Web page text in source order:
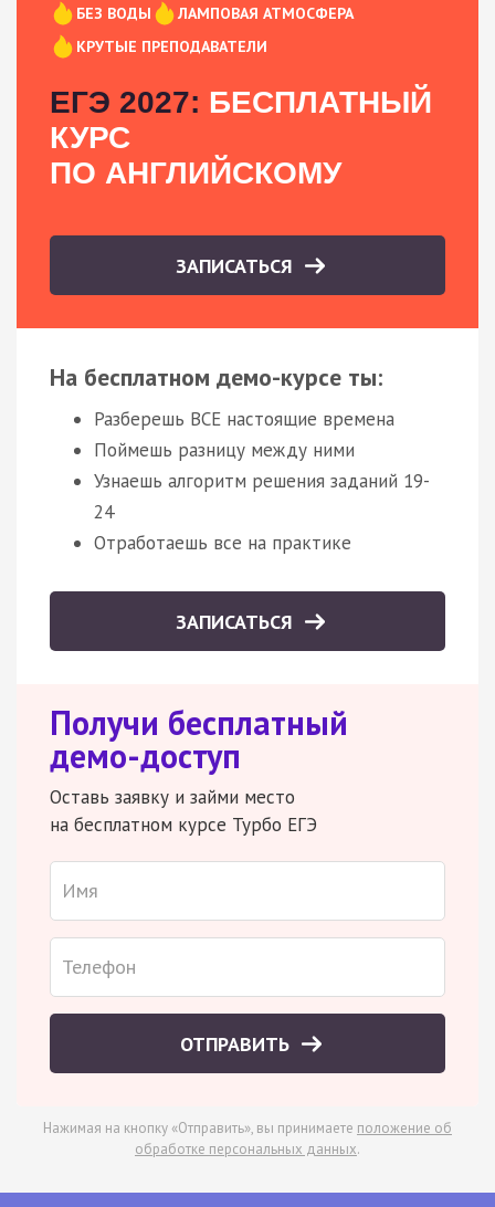
БЕЗ ВОДЫ
ЛАМПОВАЯ АТМОСФЕРА
КРУТЫЕ ПРЕПОДАВАТЕЛИ
ЕГЭ 2027: БЕСПЛАТНЫЙ
КУРС
ПО АНГЛИЙСКОМУ
ЗАПИСАТЬСЯ
На бесплатном демо-курсе ты:
Разберешь ВСЕ настоящие времена
Поймешь разницу между ними
Узнаешь алгоритм решения заданий 19-
24
Отработаешь все на практике
ЗАПИСАТЬСЯ
Получи бесплатный
демо-доступ
Оставь заявку и займи место
на бесплатном курсе Турбо ЕГЭ
ОТПРАВИТЬ
Нажимая на кнопку «Отправить», вы принимаете положение об
обработке персональных данных.